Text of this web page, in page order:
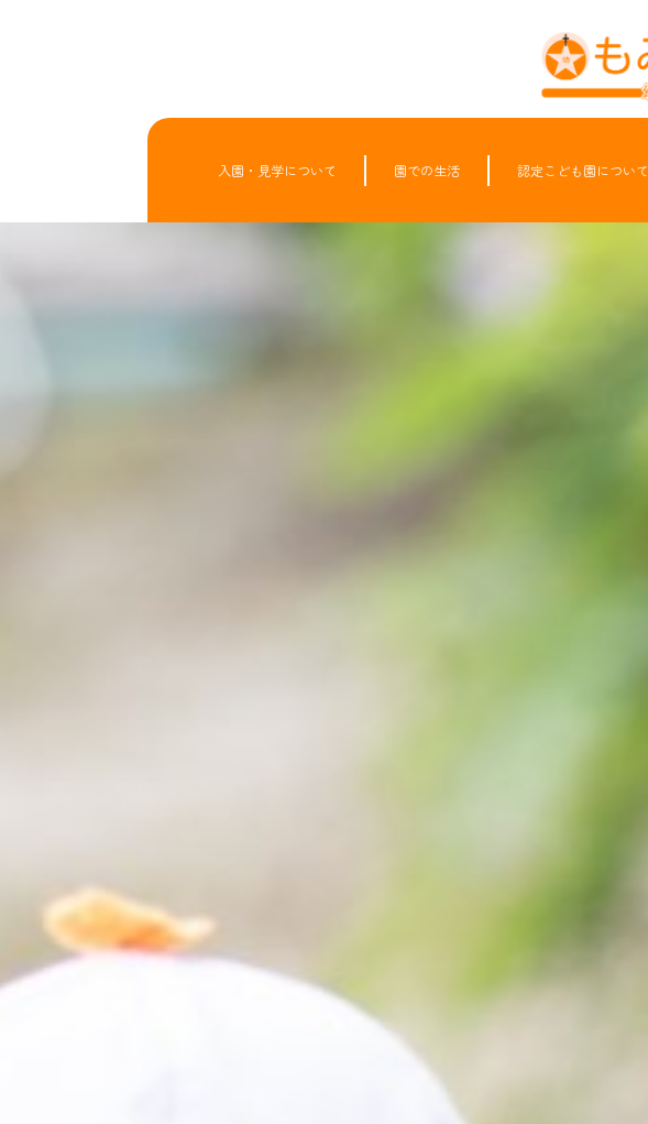
入園・見学について 園での生活 認定こども園について